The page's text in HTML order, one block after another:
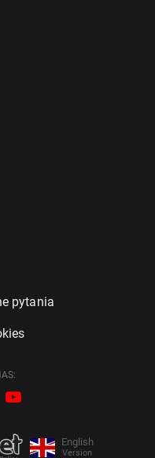
pytania
English
Version